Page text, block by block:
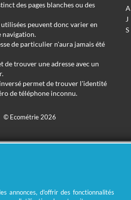
des pages blanches ou des
peuvent donc varier en
navigation.
de particulier n'aura jamais été
de trouver une adresse avec un
permet de trouver l'identité
de téléphone inconnu.
A
J
S
© Ecométrie 2026
annonces, d'offrir des fonctionnalités